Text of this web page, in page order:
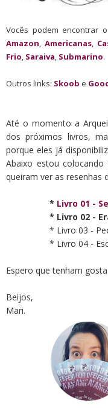
Vocês podem encontrar
Amazon, Americanas,
Frio, Saraiva, Submarino.
Outros links: Skoob e
Até o momento a
dos próximos livros,
porque eles já
Abaixo estou
queiram ver as resenhas
* Livro 01 -
* Livro 02 - Era
* Livro 03 -
* Livro 04 -
Espero que tenham
Beijos,
Mari.